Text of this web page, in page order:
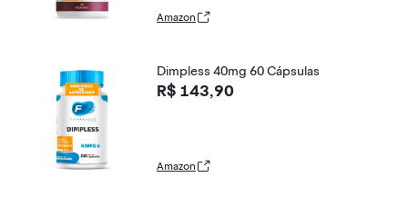
Amazon
Dimpless 40mg 60 Cápsulas
R$ 143,90
Amazon